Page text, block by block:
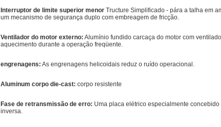
Interruptor de limite superior menor Tructure Simplificado - pára a talha em
um mecanismo de segurança duplo com embreagem de fricção.
Ventilador do motor externo: Alumínio fundido carcaça do motor com
aquecimento durante a operação freqüente.
engrenagens: As engrenagens helicoidais reduz o ruído operacional.
Aluminum corpo die-cast: corpo resistente
Fase de retransmissão de erro: Uma placa elétrico especialmente
inversa.